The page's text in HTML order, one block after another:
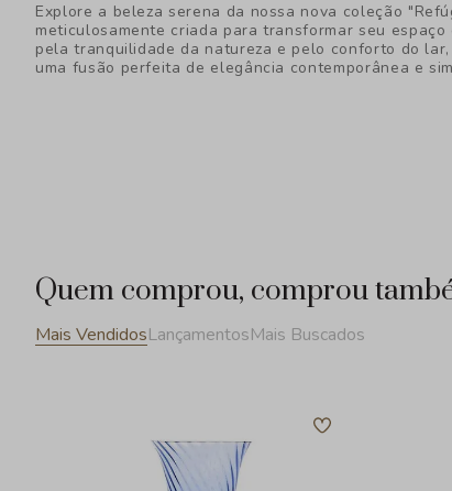
Explore a beleza serena da nossa nova coleção
meticulosamente criada para transformar seu
pela tranquilidade da natureza e pelo conforto do
uma fusão perfeita de elegância contemporânea e
Quem comprou, comprou
Mais VendidosLançamentosMais Buscados